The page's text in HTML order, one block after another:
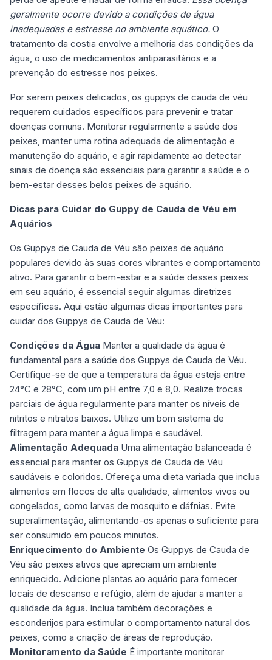
geralmente ocorre devido a condições de água
inadequadas e estresse no ambiente aquático. O
tratamento da costia envolve a melhoria das condições da
água, o uso de medicamentos antiparasitários e a
prevenção do estresse nos peixes.
Por serem peixes delicados, os guppys de cauda de véu
requerem cuidados específicos para prevenir e tratar
doenças comuns. Monitorar regularmente a saúde dos
peixes, manter uma rotina adequada de alimentação e
manutenção do aquário, e agir rapidamente ao detectar
sinais de doença são essenciais para garantir a saúde e o
bem-estar desses belos peixes de aquário.
Dicas para Cuidar do Guppy de Cauda de Véu em
Aquários
Os Guppys de Cauda de Véu são peixes de aquário
populares devido às suas cores vibrantes e comportamento
ativo. Para garantir o bem-estar e a saúde desses peixes
em seu aquário, é essencial seguir algumas diretrizes
específicas. Aqui estão algumas dicas importantes para
cuidar dos Guppys de Cauda de Véu:
Condições da Água Manter a qualidade da água é
fundamental para a saúde dos Guppys de Cauda de Véu.
Certifique-se de que a temperatura da água esteja entre
24°C e 28°C, com um pH entre 7,0 e 8,0. Realize trocas
parciais de água regularmente para manter os níveis de
nitritos e nitratos baixos. Utilize um bom sistema de
filtragem para manter a água limpa e saudável.
Alimentação Adequada Uma alimentação balanceada é
essencial para manter os Guppys de Cauda de Véu
saudáveis e coloridos. Ofereça uma dieta variada que inclua
alimentos em flocos de alta qualidade, alimentos vivos ou
congelados, como larvas de mosquito e dáfnias. Evite
superalimentação, alimentando-os apenas o suficiente para
ser consumido em poucos minutos.
Enriquecimento do Ambiente Os Guppys de Cauda de
Véu são peixes ativos que apreciam um ambiente
enriquecido. Adicione plantas ao aquário para fornecer
locais de descanso e refúgio, além de ajudar a manter a
qualidade da água. Inclua também decorações e
esconderijos para estimular o comportamento natural dos
peixes, como a criação de áreas de reprodução.
Monitoramento da Saúde É importante monitorar